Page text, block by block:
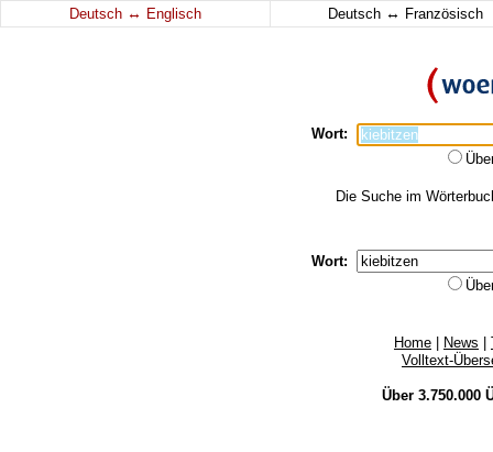
Deutsch ↔ Englisch Deutsch ↔ Französisch
Wort:
Die Suche im
Wort:
Home News
Volltext-
Über 3.750.000